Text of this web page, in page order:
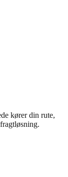
kører din rute,